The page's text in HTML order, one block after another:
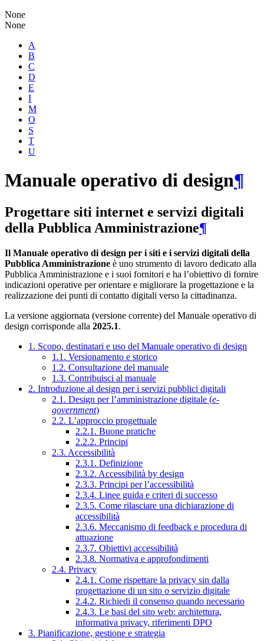
None
None
A
B
C
D
E
I
M
O
S
T
U
Manuale operativo di design¶
Progettare siti internet e servizi digitali
della Pubblica Amministrazione¶
Il Manuale operativo di design per i siti e i servizi digitali della
Pubblica Amministrazione è uno strumento di lavoro dedicato alla
Pubblica Amministrazione e i suoi fornitori e ha l’obiettivo di fornire
indicazioni operative per orientare e migliorare la progettazione e la
realizzazione dei punti di contatto digitali verso la cittadinanza.
La versione aggiornata (versione corrente) del Manuale operativo di
design corrisponde alla 2025.1.
1. Scopo, destinatari e uso del Manuale operativo di design
1.1. Versionamento e storico
1.2. Consultazione del manuale
1.3. Contribuisci al manuale
2. Introduzione al design per i servizi pubblici digitali
2.1. Design per l’amministrazione digitale (e-
government)
2.2. L’approccio progettuale
2.2.1. Buone pratiche
2.2.2. Principi
2.3. Accessibilità
2.3.1. Definizione
2.3.2. Accessibilità by design
2.3.3. Principi per l’accessibilità
2.3.4. Linee guida e criteri di successo
2.3.5. Come rilasciare una dichiarazione di
accessibilità
2.3.6. Meccanismo di feedback e procedura di
attuazione
2.3.7. Obiettivi accessibilità
2.3.8. Normativa e approfondimenti
2.4. Privacy
2.4.1. Come rispettare la privacy sin dalla
progettazione di un sito o servizio digitale
2.4.2. Richiedi il consenso quando necessario
2.4.3. Le basi del sito web: architettura,
informativa privacy, riferimenti DPO
3. Pianificazione, gestione e strategia